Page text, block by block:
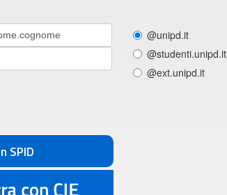
@unipd.it
@studenti.unipd.it
@ext.unipd.it
SPID